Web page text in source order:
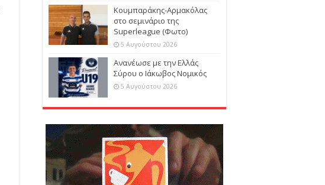
Κουμπαράκης-Αρμακόλας
στο σεμινάριο της
Superleague (Φωτο)
5 Αυγούστου 2026
Ανανέωσε με την Ελλάς
Σύρου ο Ιάκωβος Νομικός
5 Αυγούστου 2026